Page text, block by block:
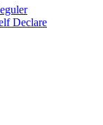
Declare